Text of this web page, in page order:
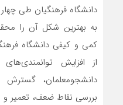
دانشگاه فرهنگیان طی
به بهترین شکل آن را
کمی و کیفی دانشگاه
از افزایش
دانشجومعلمان، گسترش
بررسی نقاط ضعف، تعمیر